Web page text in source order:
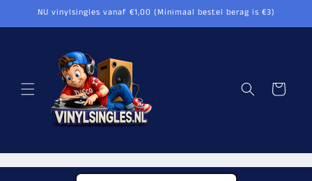
naar de
content
NU vinylsingles vanaf €1,00 (Minimaal bestel berag is €3)
Winkelwagen